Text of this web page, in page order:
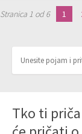
Stranica 1 od 6 1
Tko ti